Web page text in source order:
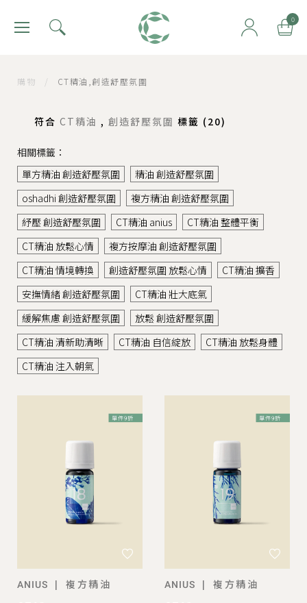
肯園 Canjune 0
購物 / CT精油,創造舒壓氛圍
符合 CT精油 , 創造舒壓氛圍 標籤 (20)
相關標籤：
單方精油 創造舒壓氛圍
精油 創造舒壓氛圍
oshadhi 創造舒壓氛圍
複方精油 創造舒壓氛圍
紓壓 創造舒壓氛圍
CT精油 anius
CT精油 整體平衡
CT精油 放鬆心情
複方按摩油 創造舒壓氛圍
CT精油 情境轉換
創造舒壓氛圍 放鬆心情
CT精油 擴香
安撫情緒 創造舒壓氛圍
CT精油 壯大底氣
緩解焦慮 創造舒壓氛圍
放鬆 創造舒壓氛圍
CT精油 清新助清晰
CT精油 自信綻放
CT精油 放鬆身體
CT精油 注入朝氣
ANIUS |
複方精油
ANIUS |
複方精油